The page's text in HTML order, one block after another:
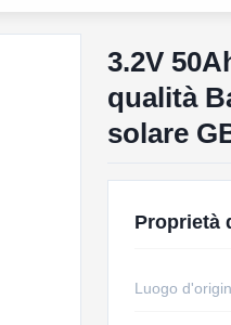
3.2V
qualità
solare
Proprietà
Luogo